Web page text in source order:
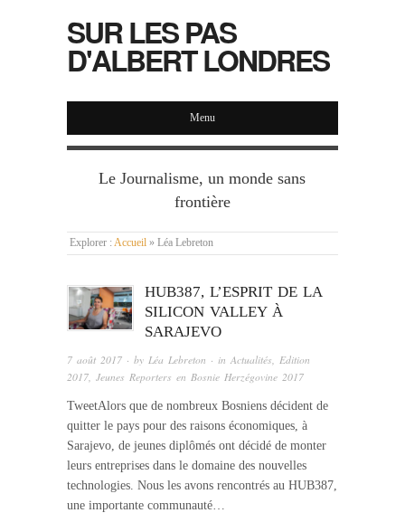
SUR LES PAS
D'ALBERT LONDRES
Menu
Le Journalisme, un monde sans
frontière
Explorer : Accueil » Léa Lebreton
HUB387, L’ESPRIT DE LA
SILICON VALLEY À
SARAJEVO
7 août 2017 · by Léa Lebreton · in Actualités, Edition
2017, Jeunes Reporters en Bosnie Herzégovine 2017
TweetAlors que de nombreux Bosniens décident de
quitter le pays pour des raisons économiques, à
Sarajevo, de jeunes diplômés ont décidé de monter
leurs entreprises dans le domaine des nouvelles
technologies. Nous les avons rencontrés au HUB387,
une importante communauté…